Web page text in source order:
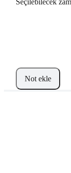
Seçilebilecek
Not ekle